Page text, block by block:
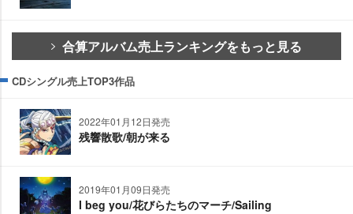
合算アルバム売上ランキングをもっと見る
CDシングル売上TOP3作品
2022年01月12日発売
残響散歌/朝が来る
2019年01月09日発売
I beg you/花びらたちのマーチ/Sailing